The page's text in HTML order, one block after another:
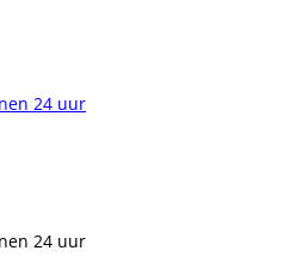
24 uur
24 uur